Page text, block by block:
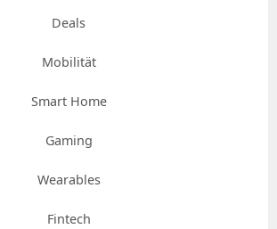
Deals
Mobilität
Smart Home
Gaming
Wearables
Fintech